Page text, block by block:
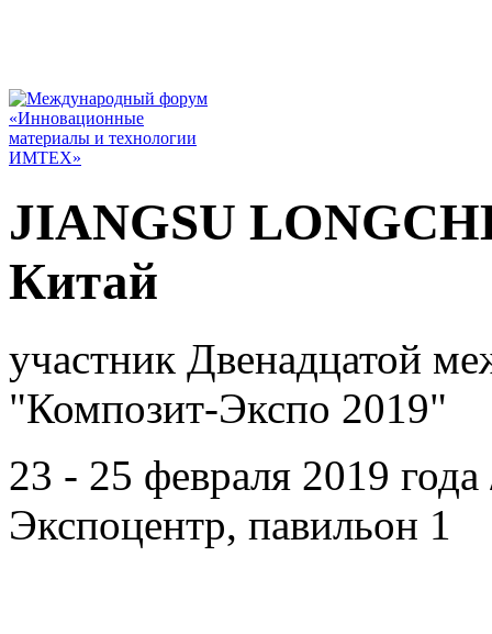
JIANGSU
Китай
участник Двенадцатой
"Композит-Экспо 2019"
23 - 25 февраля 2019
Экспоцентр, павильон 1